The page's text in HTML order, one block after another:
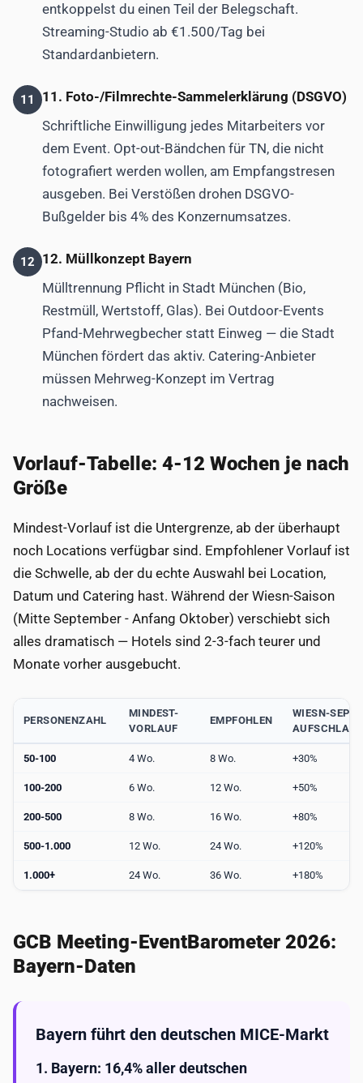
entkoppelst du einen Teil der Belegschaft.
Streaming-Studio ab €1.500/Tag bei
Standardanbietern.
11
11. Foto-/Filmrechte-Sammelerklärung (DSGVO)
Schriftliche Einwilligung jedes Mitarbeiters vor
dem Event. Opt-out-Bändchen für TN, die nicht
fotografiert werden wollen, am Empfangstresen
ausgeben. Bei Verstößen drohen DSGVO-
Bußgelder bis 4% des Konzernumsatzes.
12
12. Müllkonzept Bayern
Mülltrennung Pflicht in Stadt München (Bio,
Restmüll, Wertstoff, Glas). Bei Outdoor-Events
Pfand-Mehrwegbecher statt Einweg — die Stadt
München fördert das aktiv. Catering-Anbieter
müssen Mehrweg-Konzept im Vertrag
nachweisen.
Vorlauf-Tabelle: 4-12 Wochen je nach
Größe
Mindest-Vorlauf ist die Untergrenze, ab der überhaupt
noch Locations verfügbar sind. Empfohlener Vorlauf ist
die Schwelle, ab der du echte Auswahl bei Location,
Datum und Catering hast. Während der Wiesn-Saison
(Mitte September - Anfang Oktober) verschiebt sich
alles dramatisch — Hotels sind 2-3-fach teurer und
Monate vorher ausgebucht.
PERSONENZAHL
MINDEST-
VORLAUF
EMPFOHLEN
WIESN-SEPT
AUFSCHLAG
50-100 4 Wo. 8 Wo. +30%
100-200 6 Wo. 12 Wo. +50%
200-500 8 Wo. 16 Wo. +80%
500-1.000 12 Wo. 24 Wo. +120%
1.000+ 24 Wo. 36 Wo. +180%
GCB Meeting-EventBarometer 2026:
Bayern-Daten
Bayern führt den deutschen MICE-Markt
1. Bayern: 16,4% aller deutschen